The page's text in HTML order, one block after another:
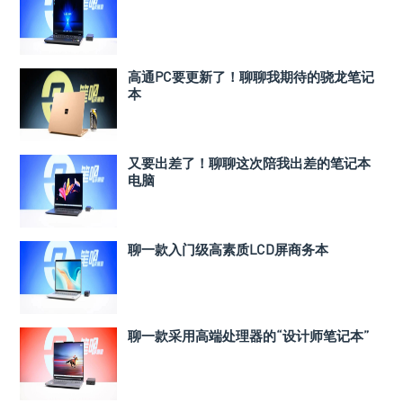
高通PC要更新了！聊聊我期待的骁龙笔记
本
又要出差了！聊聊这次陪我出差的笔记本
电脑
聊一款入门级高素质LCD屏商务本
聊一款采用高端处理器的“设计师笔记本”